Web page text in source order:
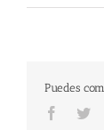
Puedes